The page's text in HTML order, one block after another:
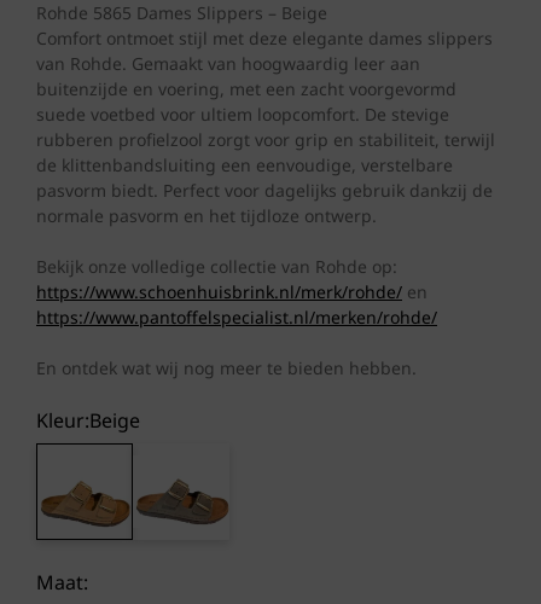
Rohde 5865 Dames Slippers – Beige
Comfort ontmoet stijl met deze elegante dames slippers
van Rohde. Gemaakt van hoogwaardig leer aan
buitenzijde en voering, met een zacht voorgevormd
suede voetbed voor ultiem loopcomfort. De stevige
rubberen profielzool zorgt voor grip en stabiliteit, terwijl
de klittenbandsluiting een eenvoudige, verstelbare
pasvorm biedt. Perfect voor dagelijks gebruik dankzij de
normale pasvorm en het tijdloze ontwerp.
Bekijk onze volledige collectie van Rohde op:
https://www.schoenhuisbrink.nl/merk/rohde/ en
https://www.pantoffelspecialist.nl/merken/rohde/
En ontdek wat wij nog meer te bieden hebben.
Kleur: beige
Maat: